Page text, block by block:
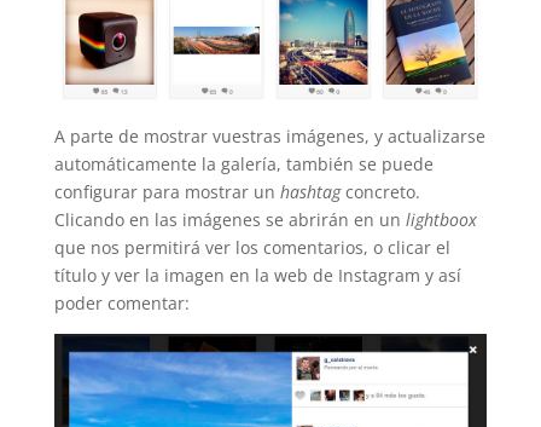
A parte de mostrar vuestras imágenes, y actualizarse
automáticamente la galería, también se puede
configurar para mostrar un hashtagconcreto.
Clicando en las imágenes se abrirán en un lightboox
que nos permitirá ver los comentarios, o clicar el
título y ver la imagen en la web de Instagram y así
poder comentar: